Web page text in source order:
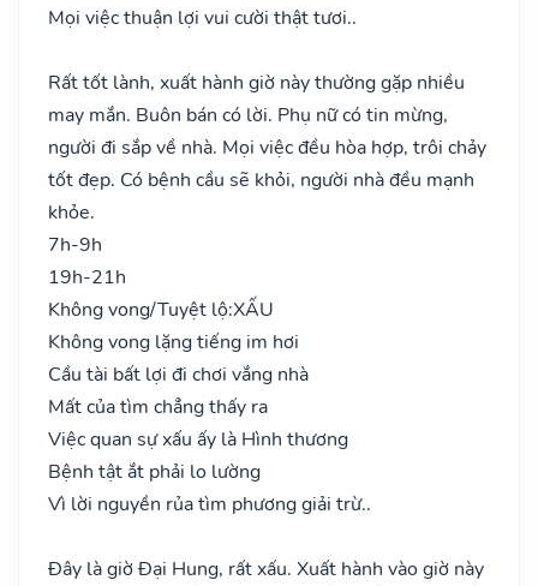
Mọi việc thuận lợi vui cười thật tươi..
Rất tốt lành, xuất hành giờ này thường gặp nhiều
may mắn. Buôn bán có lời. Phụ nữ có tin mừng,
người đi sắp về nhà. Mọi việc đều hòa hợp, trôi chảy
tốt đẹp. Có bệnh cầu sẽ khỏi, người nhà đều mạnh
khỏe.
7h-9h
19h-21h
Không vong/Tuyệt lộ:XẤU
Không vong lặng tiếng im hơi
Cầu tài bất lợi đi chơi vắng nhà
Mất của tìm chẳng thấy ra
Việc quan sự xấu ấy là Hình thương
Bệnh tật ắt phải lo lường
Vì lời nguyền rủa tìm phương giải trừ..
Đây là giờ Đại Hung, rất xấu. Xuất hành vào giờ này